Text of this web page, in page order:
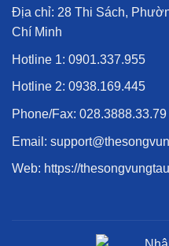
Địa chỉ: 28 Thi Sách,
Chí Minh
Hotline 1: 0901.337.955
Hotline 2: 0938.169.445
Phone/Fax: 028.3888.33.79
Email:
Web: https://